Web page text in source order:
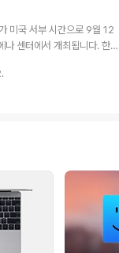
복구를 약속하고 있지만 정
질지 알 수 없으며, 다음 서버
로 오후 5시에 이뤄집니다.
미국 서부 시간으로 9월 12
나 센터에서 개최됩니다. 한국
없었지만 지금까지 나온 모
기, 어떤 혁신을 보여줄 지 한
무 두근거립니다. 지난 이벤
이벤트 역시 애플이 직접 라
않지만, 다음 사이트에서 사
를 보실 수 있습니다. - The Ve